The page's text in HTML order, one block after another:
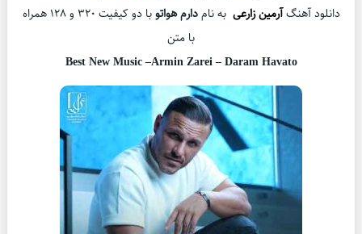
دانلود آهنگآرمین زارعی به نامدارم هواتو
با دو کیفیت 320 و 128 همراه
با متن
Best New Music –Armin Zarei – Daram Havato